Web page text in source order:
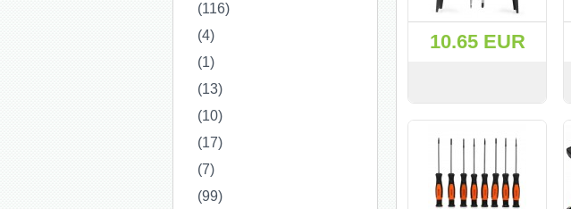
(116)
(4)
(1)
(13)
(10)
(17)
(7)
(99)
10.65 EUR
СМОТРЕТЬKУПИТЬ